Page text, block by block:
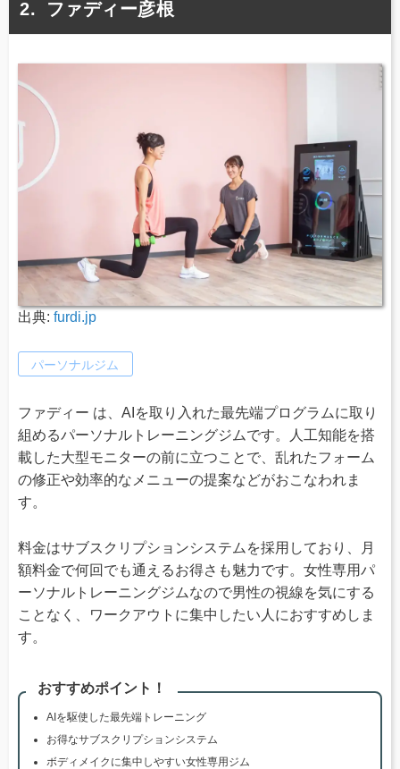
ファディー彦根
出典: furdi.jp
パーソナルジム
ファディー は、AIを取り入れた最先端プログラムに取り
組めるパーソナルトレーニングジムです。人工知能を搭
載した大型モニターの前に立つことで、乱れたフォーム
の修正や効率的なメニューの提案などがおこなわれま
す。
料金はサブスクリプションシステムを採用しており、月
額料金で何回でも通えるお得さも魅力です。女性専用パ
ーソナルトレーニングジムなので男性の視線を気にする
ことなく、ワークアウトに集中したい人におすすめしま
す。
おすすめポイント！
AIを駆使した最先端トレーニング
お得なサブスクリプションシステム
ボディメイクに集中しやすい女性専用ジム